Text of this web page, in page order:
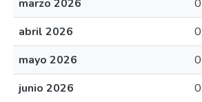
marzo 2026
0
abril 2026
0
mayo 2026
0
junio 2026
0